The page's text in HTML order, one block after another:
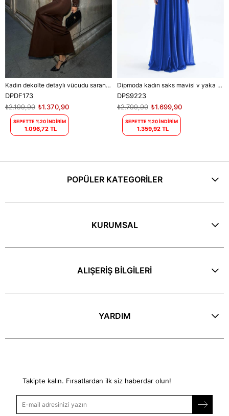
Kadın dekolte detaylı vücudu saran maxi elbise DPDF173
DPDF173
₺1.370,90
₺2.199,90
SEPETTE %20 İNDİRİM
1.096,72 TL
Dipmoda kadın saks mavisi v yaka simli tül abiye elbise DPS9223
DPS9223
₺1.699,90
₺2.799,90
SEPETTE %20 İNDİRİM
1.359,92 TL
POPÜLER KATEGORİLER
KURUMSAL
ALIŞERİŞ BİLGİLERİ
YARDIM
Takipte kalın. Fırsatlardan ilk siz haberdar olun!